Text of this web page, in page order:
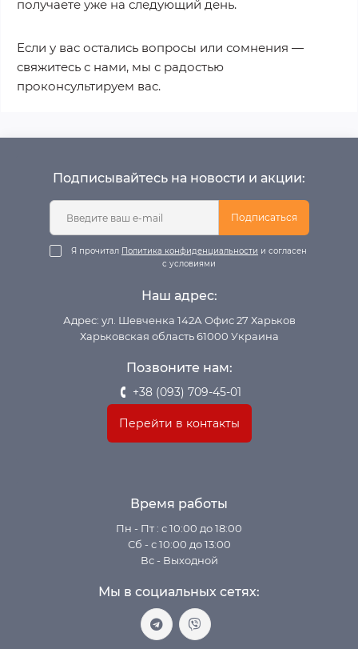
получаете уже на следующий день.
Если у вас остались вопросы или сомнения —
свяжитесь с нами, мы с радостью
проконсультируем вас.
Подписывайтесь на новости и акции:
Подписаться
Я прочитал Политика конфиденциальности и согласен
с условиями
Наш адрес:
Адрес: ул. Шевченка 142А Офис 27 Харьков
Харьковская область 61000 Украина
Позвоните нам:
+38 (093) 709-45-01
Перейти в контакты
Время работы
Пн - Пт : с 10:00 до 18:00
Сб - с 10:00 до 13:00
Вс - Выходной
Мы в социальных сетях: